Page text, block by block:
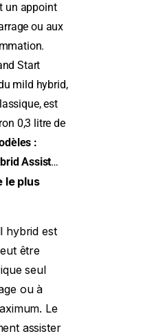
un appoint
ou aux
Start
mild hybrid,
est
0,3 litre de
:
Assist…
le plus
hybrid est
être
seul
ou à
Le
assister